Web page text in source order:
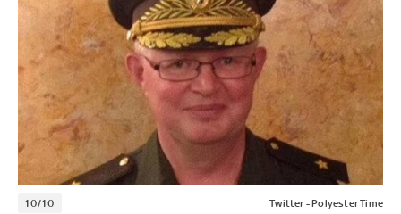
10/10 Twitter - Polyester Time